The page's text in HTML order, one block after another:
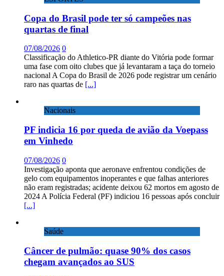
Copa do Brasil pode ter só campeões nas
quartas de final
07/08/2026 0
Classificação do Athletico-PR diante do Vitória pode formar
uma fase com oito clubes que já levantaram a taça do torneio
nacional A Copa do Brasil de 2026 pode registrar um cenário
raro nas quartas de [...]
Nacionais
PF indicia 16 por queda de avião da Voepass
em Vinhedo
07/08/2026 0
Investigação aponta que aeronave enfrentou condições de
gelo com equipamentos inoperantes e que falhas anteriores
não eram registradas; acidente deixou 62 mortos em agosto de
2024 A Polícia Federal (PF) indiciou 16 pessoas após concluir
[...]
Saúde
Câncer de pulmão: quase 90% dos casos
chegam avançados ao SUS